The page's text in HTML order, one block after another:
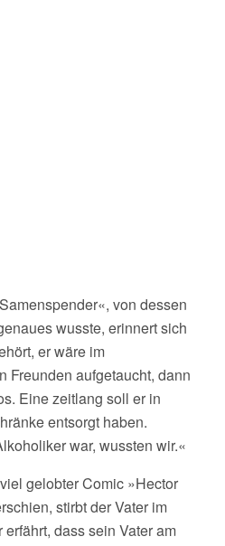
von dessen
wusste, erinnert sich
er wäre im
Freunden aufgetaucht, dann
Eine zeitlang soll er in
entsorgt haben.
war, wussten wir.«
gelobter Comic »Hector
stirbt der Vater im
dass sein Vater am